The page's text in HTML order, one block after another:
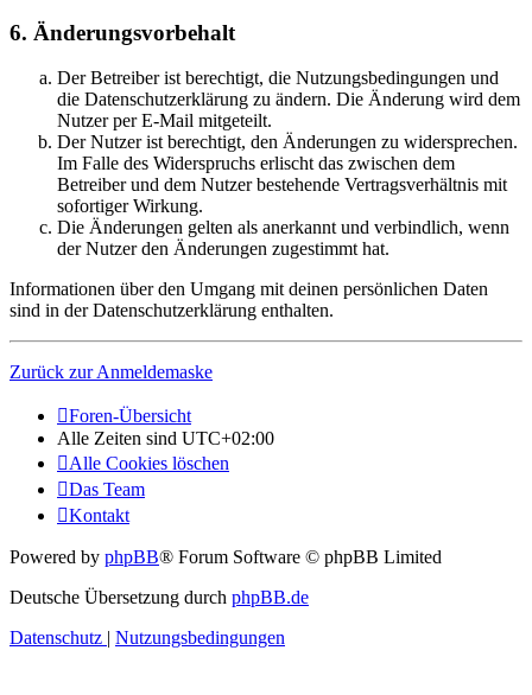
6. Änderungsvorbehalt
Der Betreiber ist berechtigt, die Nutzungsbedingungen und
die Datenschutzerklärung zu ändern. Die Änderung wird dem
Nutzer per E-Mail mitgeteilt.
Der Nutzer ist berechtigt, den Änderungen zu widersprechen.
Im Falle des Widerspruchs erlischt das zwischen dem
Betreiber und dem Nutzer bestehende Vertragsverhältnis mit
sofortiger Wirkung.
Die Änderungen gelten als anerkannt und verbindlich, wenn
der Nutzer den Änderungen zugestimmt hat.
Informationen über den Umgang mit deinen persönlichen Daten
sind in der Datenschutzerklärung enthalten.
Zurück zur Anmeldemaske
Foren-Übersicht
Alle Zeiten sind UTC+02:00
Alle Cookies löschen
Das Team
Kontakt
Powered by phpBB® Forum Software © phpBB Limited
Deutsche Übersetzung durch phpBB.de
Datenschutz | Nutzungsbedingungen